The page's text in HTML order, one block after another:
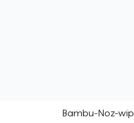
Bambu-Noz-wip